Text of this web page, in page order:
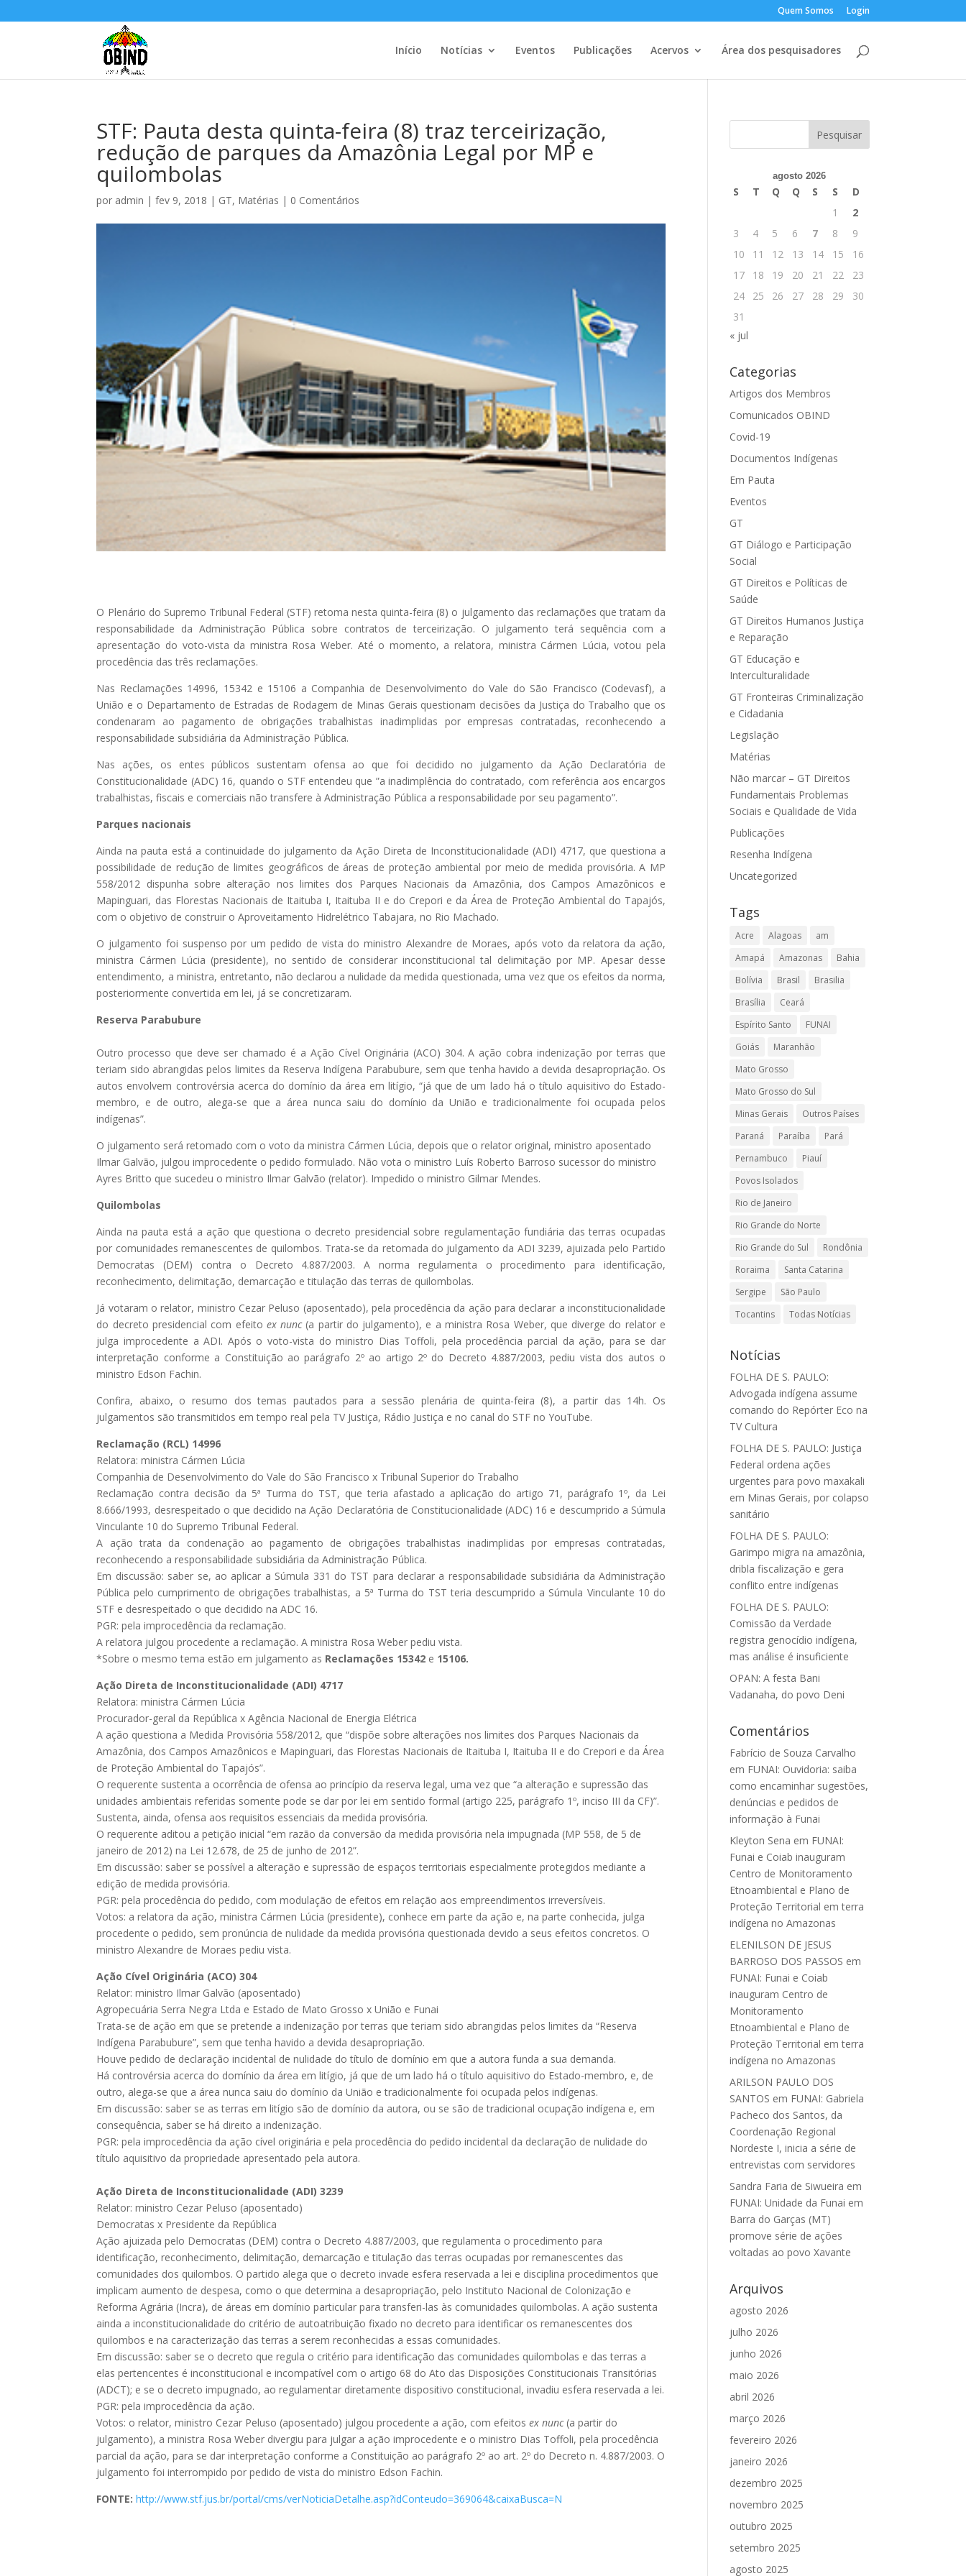
Quem Somos Login
Início Notícias Eventos Publicações Acervos Área dos pesquisadores
STF: Pauta desta quinta-feira (8) traz terceirização,
redução de parques da Amazônia Legal por MP e
quilombolas
por admin |fev 9, 2018 | GT, Matérias | 0 Comentários
O Plenário do Supremo Tribunal Federal (STF) retoma nesta quinta-feira (8) o julgamento das reclamações que tratam da
responsabilidade da Administração Pública sobre contratos de terceirização. O julgamento terá sequência com a
apresentação do voto-vista da ministra Rosa Weber. Até o momento, a relatora, ministra Cármen Lúcia, votou pela
procedência das três reclamações.
Nas Reclamações 14996, 15342 e 15106 a Companhia de Desenvolvimento do Vale do São Francisco (Codevasf), a
União e o Departamento de Estradas de Rodagem de Minas Gerais questionam decisões da Justiça do Trabalho que os
condenaram ao pagamento de obrigações trabalhistas inadimplidas por empresas contratadas, reconhecendo a
responsabilidade subsidiária da Administração Pública.
Nas ações, os entes públicos sustentam ofensa ao que foi decidido no julgamento da Ação Declaratória de
Constitucionalidade (ADC) 16, quando o STF entendeu que ”a inadimplência do contratado, com referência aos encargos
trabalhistas, fiscais e comerciais não transfere à Administração Pública a responsabilidade por seu pagamento”.
Parques nacionais
Ainda na pauta está a continuidade do julgamento da Ação Direta de Inconstitucionalidade (ADI) 4717, que questiona a
possibilidade de redução de limites geográficos de áreas de proteção ambiental por meio de medida provisória. A MP
558/2012 dispunha sobre alteração nos limites dos Parques Nacionais da Amazônia, dos Campos Amazônicos e
Mapinguari, das Florestas Nacionais de Itaituba I, Itaituba II e do Crepori e da Área de Proteção Ambiental do Tapajós,
com o objetivo de construir o Aproveitamento Hidrelétrico Tabajara, no Rio Machado.
O julgamento foi suspenso por um pedido de vista do ministro Alexandre de Moraes, após voto da relatora da ação,
ministra Cármen Lúcia (presidente), no sentido de considerar inconstitucional tal delimitação por MP. Apesar desse
entendimento, a ministra, entretanto, não declarou a nulidade da medida questionada, uma vez que os efeitos da norma,
posteriormente convertida em lei, já se concretizaram.
Reserva Parabubure
Outro processo que deve ser chamado é a Ação Cível Originária (ACO) 304. A ação cobra indenização por terras que
teriam sido abrangidas pelos limites da Reserva Indígena Parabubure, sem que tenha havido a devida desapropriação. Os
autos envolvem controvérsia acerca do domínio da área em litígio, “já que de um lado há o título aquisitivo do Estado-
membro, e de outro, alega-se que a área nunca saiu do domínio da União e tradicionalmente foi ocupada pelos
indígenas”.
O julgamento será retomado com o voto da ministra Cármen Lúcia, depois que o relator original, ministro aposentado
Ilmar Galvão, julgou improcedente o pedido formulado. Não vota o ministro Luís Roberto Barroso sucessor do ministro
Ayres Britto que sucedeu o ministro Ilmar Galvão (relator). Impedido o ministro Gilmar Mendes.
Quilombolas
Ainda na pauta está a ação que questiona o decreto presidencial sobre regulamentação fundiária das terras ocupadas
por comunidades remanescentes de quilombos. Trata-se da retomada do julgamento da ADI 3239, ajuizada pelo Partido
Democratas (DEM) contra o Decreto 4.887/2003. A norma regulamenta o procedimento para identificação,
reconhecimento, delimitação, demarcação e titulação das terras de quilombolas.
Já votaram o relator, ministro Cezar Peluso (aposentado), pela procedência da ação para declarar a inconstitucionalidade
do decreto presidencial com efeito ex nunc(a partir do julgamento), e a ministra Rosa Weber, que diverge do relator e
julga improcedente a ADI. Após o voto-vista do ministro Dias Toffoli, pela procedência parcial da ação, para se dar
interpretação conforme a Constituição ao parágrafo 2º ao artigo 2º do Decreto 4.887/2003, pediu vista dos autos o
ministro Edson Fachin.
Confira, abaixo, o resumo dos temas pautados para a sessão plenária de quinta-feira (8), a partir das 14h. Os
julgamentos são transmitidos em tempo real pela TV Justiça, Rádio Justiça e no canal do STF no YouTube.
Reclamação (RCL) 14996
Relatora: ministra Cármen Lúcia
Companhia de Desenvolvimento do Vale do São Francisco x Tribunal Superior do Trabalho
Reclamação contra decisão da 5ª Turma do TST, que teria afastado a aplicação do artigo 71, parágrafo 1º, da Lei
8.666/1993, desrespeitado o que decidido na Ação Declaratória de Constitucionalidade (ADC) 16 e descumprido a Súmula
Vinculante 10 do Supremo Tribunal Federal.
A ação trata da condenação ao pagamento de obrigações trabalhistas inadimplidas por empresas contratadas,
reconhecendo a responsabilidade subsidiária da Administração Pública.
Em discussão: saber se, ao aplicar a Súmula 331 do TST para declarar a responsabilidade subsidiária da Administração
Pública pelo cumprimento de obrigações trabalhistas, a 5ª Turma do TST teria descumprido a Súmula Vinculante 10 do
STF e desrespeitado o que decidido na ADC 16.
PGR: pela improcedência da reclamação.
A relatora julgou procedente a reclamação. A ministra Rosa Weber pediu vista.
*Sobre o mesmo tema estão em julgamento as Reclamações 15342 e 15106.
Ação Direta de Inconstitucionalidade (ADI) 4717
Relatora: ministra Cármen Lúcia
Procurador-geral da República x Agência Nacional de Energia Elétrica
A ação questiona a Medida Provisória 558/2012, que “dispõe sobre alterações nos limites dos Parques Nacionais da
Amazônia, dos Campos Amazônicos e Mapinguari, das Florestas Nacionais de Itaituba I, Itaituba II e do Crepori e da Área
de Proteção Ambiental do Tapajós”.
O requerente sustenta a ocorrência de ofensa ao princípio da reserva legal, uma vez que “a alteração e supressão das
unidades ambientais referidas somente pode se dar por lei em sentido formal (artigo 225, parágrafo 1º, inciso III da CF)”.
Sustenta, ainda, ofensa aos requisitos essenciais da medida provisória.
O requerente aditou a petição inicial “em razão da conversão da medida provisória nela impugnada (MP 558, de 5 de
janeiro de 2012) na Lei 12.678, de 25 de junho de 2012”.
Em discussão: saber se possível a alteração e supressão de espaços territoriais especialmente protegidos mediante a
edição de medida provisória.
PGR: pela procedência do pedido, com modulação de efeitos em relação aos empreendimentos irreversíveis.
Votos: a relatora da ação, ministra Cármen Lúcia (presidente), conhece em parte da ação e, na parte conhecida, julga
procedente o pedido, sem pronúncia de nulidade da medida provisória questionada devido a seus efeitos concretos. O
ministro Alexandre de Moraes pediu vista.
Ação Cível Originária (ACO) 304
Relator: ministro Ilmar Galvão (aposentado)
Agropecuária Serra Negra Ltda e Estado de Mato Grosso x União e Funai
Trata-se de ação em que se pretende a indenização por terras que teriam sido abrangidas pelos limites da “Reserva
Indígena Parabubure”, sem que tenha havido a devida desapropriação.
Houve pedido de declaração incidental de nulidade do título de domínio em que a autora funda a sua demanda.
Há controvérsia acerca do domínio da área em litígio, já que de um lado há o título aquisitivo do Estado-membro, e, de
outro, alega-se que a área nunca saiu do domínio da União e tradicionalmente foi ocupada pelos indígenas.
Em discussão: saber se as terras em litígio são de domínio da autora, ou se são de tradicional ocupação indígena e, em
consequência, saber se há direito a indenização.
PGR: pela improcedência da ação cível originária e pela procedência do pedido incidental da declaração de nulidade do
título aquisitivo da propriedade apresentado pela autora.
Ação Direta de Inconstitucionalidade (ADI) 3239
Relator: ministro Cezar Peluso (aposentado)
Democratas x Presidente da República
Ação ajuizada pelo Democratas (DEM) contra o Decreto 4.887/2003, que regulamenta o procedimento para
identificação, reconhecimento, delimitação, demarcação e titulação das terras ocupadas por remanescentes das
comunidades dos quilombos. O partido alega que o decreto invade esfera reservada a lei e disciplina procedimentos que
implicam aumento de despesa, como o que determina a desapropriação, pelo Instituto Nacional de Colonização e
Reforma Agrária (Incra), de áreas em domínio particular para transferi-las às comunidades quilombolas. A ação sustenta
ainda a inconstitucionalidade do critério de autoatribuição fixado no decreto para identificar os remanescentes dos
quilombos e na caracterização das terras a serem reconhecidas a essas comunidades.
Em discussão: saber se o decreto que regula o critério para identificação das comunidades quilombolas e das terras a
elas pertencentes é inconstitucional e incompatível com o artigo 68 do Ato das Disposições Constitucionais Transitórias
(ADCT); e se o decreto impugnado, ao regulamentar diretamente dispositivo constitucional, invadiu esfera reservada a lei.
PGR: pela improcedência da ação.
Votos: o relator, ministro Cezar Peluso (aposentado) julgou procedente a ação, com efeitos ex nunc (a partir do
julgamento), a ministra Rosa Weber divergiu para julgar a ação improcedente e o ministro Dias Toffoli, pela procedência
parcial da ação, para se dar interpretação conforme a Constituição ao parágrafo 2º ao art. 2º do Decreto n. 4.887/2003. O
julgamento foi interrompido por pedido de vista do ministro Edson Fachin.
FONTE:http://www.stf.jus.br/portal/cms/verNoticiaDetalhe.asp?idConteudo=369064&caixaBusca=N
agosto 2026
S T Q Q S S
D
1
2
3
4 5 6 7 8
9
10
11 12 13 14 15
16
17
18 19 20 21 22
23
24
25 26 27 28 29
30
31
« jul
Categorias
Artigos dos Membros
Comunicados OBIND
Covid-19
Documentos Indígenas
Em Pauta
Eventos
GT
GT Diálogo e Participação
Social
GT Direitos e Políticas de
Saúde
GT Direitos Humanos Justiça
e Reparação
GT Educação e
Interculturalidade
GT Fronteiras Criminalização
e Cidadania
Legislação
Matérias
Não marcar – GT Direitos
Fundamentais Problemas
Sociais e Qualidade de Vida
Publicações
Resenha Indígena
Uncategorized
Tags
Acre Alagoas
am
Amapá
Amazonas
Bahia
Bolívia
Brasil
Brasilia
Brasília
Ceará
Espírito Santo
FUNAI
Goiás
Maranhão
Mato Grosso
Mato Grosso do Sul
Minas Gerais
Outros Países
Paraná
Paraíba
Pará
Pernambuco
Piauí
Povos Isolados
Rio de Janeiro
Rio Grande do Norte
Rio Grande do Sul
Rondônia
Roraima
Santa Catarina
Sergipe
São Paulo
Tocantins
Todas Notícias
Notícias
FOLHA DE S. PAULO:
Advogada indígena assume
comando do Repórter Eco na
TV Cultura
FOLHA DE S. PAULO: Justiça
Federal ordena ações
urgentes para povo maxakali
em Minas Gerais, por colapso
sanitário
FOLHA DE S. PAULO:
Garimpo migra na amazônia,
dribla fiscalização e gera
conflito entre indígenas
FOLHA DE S. PAULO:
Comissão da Verdade
registra genocídio indígena,
mas análise é insuficiente
OPAN: A festa Bani
Vadanaha, do povo Deni
Comentários
Fabrício de Souza Carvalho
em FUNAI: Ouvidoria: saiba
como encaminhar sugestões,
denúncias e pedidos de
informação à Funai
Kleyton Sena em FUNAI:
Funai e Coiab inauguram
Centro de Monitoramento
Etnoambiental e Plano de
Proteção Territorial em terra
indígena no Amazonas
ELENILSON DE JESUS
BARROSO DOS PASSOS em
FUNAI: Funai e Coiab
inauguram Centro de
Monitoramento
Etnoambiental e Plano de
Proteção Territorial em terra
indígena no Amazonas
ARILSON PAULO DOS
SANTOS em FUNAI: Gabriela
Pacheco dos Santos, da
Coordenação Regional
Nordeste I, inicia a série de
entrevistas com servidores
Sandra Faria de Siwueira em
FUNAI: Unidade da Funai em
Barra do Garças (MT)
promove série de ações
voltadas ao povo Xavante
Arquivos
agosto 2026
julho 2026
junho 2026
maio 2026
abril 2026
março 2026
fevereiro 2026
janeiro 2026
dezembro 2025
novembro 2025
outubro 2025
setembro 2025
agosto 2025